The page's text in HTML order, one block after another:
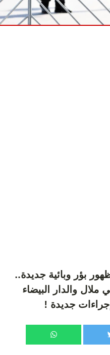
بؤر وبائية جديدة..
ملال والدار البيضاء
جديدة !